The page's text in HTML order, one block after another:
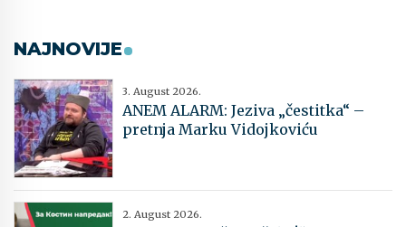
NAJNOVIJE
3. August 2026.
ANEM ALARM: Jeziva „čestitka“ –
pretnja Marku Vidojkoviću
2. August 2026.